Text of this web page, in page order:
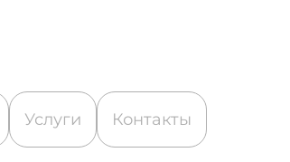
Услуги Контакты